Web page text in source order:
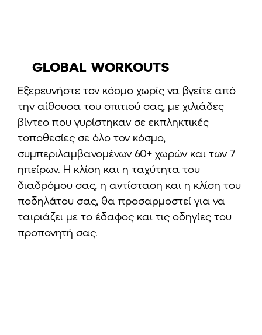
GLOBAL WORKOUTS
Εξερευνήστε τον κόσμο χωρίς να βγείτε από
την αίθουσα του σπιτιού σας, με χιλιάδες
βίντεο που γυρίστηκαν σε εκπληκτικές
τοποθεσίες σε όλο τον κόσμο,
συμπεριλαμβανομένων 60+ χωρών και των 7
ηπείρων. Η κλίση και η ταχύτητα του
διαδρόμου σας, η αντίσταση και η κλίση του
ποδηλάτου σας, θα προσαρμοστεί για να
ταιριάζει με το έδαφος και τις οδηγίες του
προπονητή σας.